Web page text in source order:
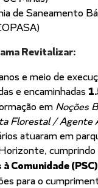
de Saneamento
Revitalizar:
e meio de
e encaminhadas
em Noções
Florestal / Agente
atuaram em
cumprindo
Comunidade (PSC)
para o